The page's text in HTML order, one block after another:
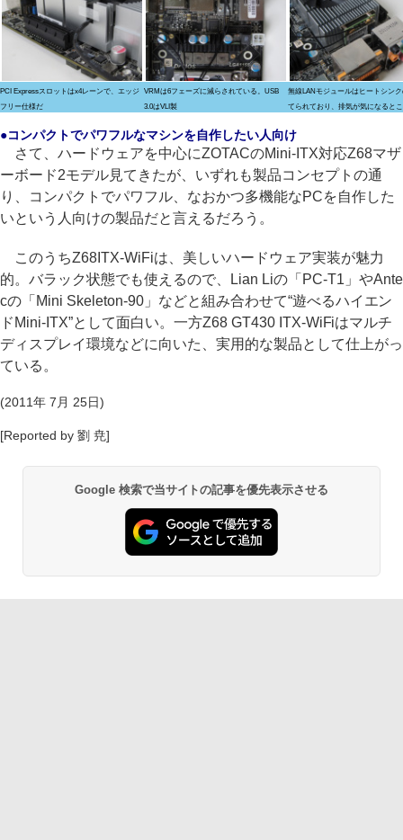
PCI Expressスロットはx4レーンで、エッジ
フリー仕様だ
VRMは6フェーズに減らされている。USB
3.0はVLI製
無線LANモジュールはヒートシン
てられており、排気が気になると
●コンパクトでパワフルなマシンを自作したい人向け
さて、ハードウェアを中心にZOTACのMini-ITX対応Z68マザ
ーボード2モデル見てきたが、いずれも製品コンセプトの通
り、コンパクトでパワフル、なおかつ多機能なPCを自作した
いという人向けの製品だと言えるだろう。
このうちZ68ITX-WiFiは、美しいハードウェア実装が魅力
的。バラック状態でも使えるので、Lian Liの「PC-T1」やAnte
cの「Mini Skeleton-90」などと組み合わせて“遊べるハイエン
ドMini-ITX”として面白い。一方Z68 GT430 ITX-WiFiはマルチ
ディスプレイ環境などに向いた、実用的な製品として仕上がっ
ている。
(2011年 7月 25日)
[Reported by 劉 尭]
Google 検索で当サイトの記事を優先表示させる